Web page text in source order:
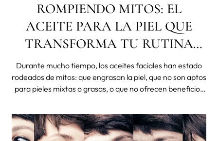
ROMPIENDO MITOS: EL
ACEITE PARA LA PIEL QUE
TRANSFORMA TU RUTINA
NOCTURNA Y POTENCIA EL
REJUVENECIMIENTO FACIAL
Durante mucho tiempo, los aceites faciales han estado
rodeados de mitos: que engrasan la piel, que no son aptos
para pieles mixtas o grasas, o que no ofrecen beneficios
desmentimos estas creencias con innovación, ciencia y
resultados tangibles. Nuestro úl